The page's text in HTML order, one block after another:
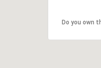
Do you own